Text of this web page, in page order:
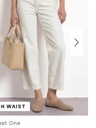
WAIST
One